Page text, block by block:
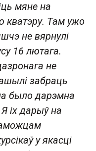
мяне на
кватэру. Там ужо
не вярнулі
16 лютага.
не
забраць
было дарэмна
іх дарыў на
у якасці